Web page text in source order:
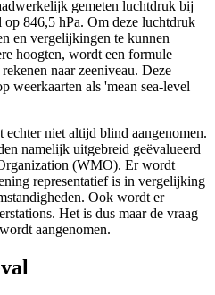
gemeten luchtdruk bij
op 846,5 hPa. Om deze luchtdruk
en vergelijkingen te kunnen
hoogten, wordt een formule
naar zeeniveau. Deze
weerkaarten als 'mean sea-level
niet altijd blind aangenomen.
namelijk uitgebreid geëvalueerd
(WMO). Er wordt
representatief is in vergelijking
Ook wordt er
Het is dus maar de vraag
aangenomen.